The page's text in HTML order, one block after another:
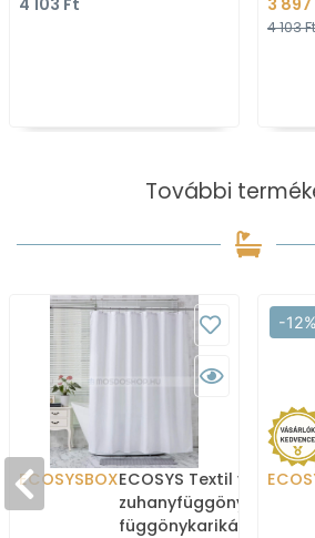
4 103 Ft
3 897
4 103 Ft
További
ECOSYSBOXECOSYS Textil varrott
zuhanyfüggöny 12db
függönykarikával
-